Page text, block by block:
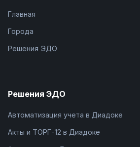
Главная
Города
Решения ЭДО
Решения ЭДО
Автоматизация учета в Диадоке
Акты и ТОРГ-12 в Диадоке